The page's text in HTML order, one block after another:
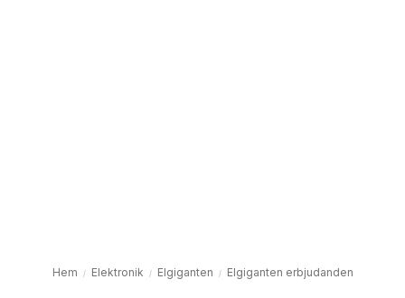
Hem Elektronik Elgiganten Elgiganten erbjudanden